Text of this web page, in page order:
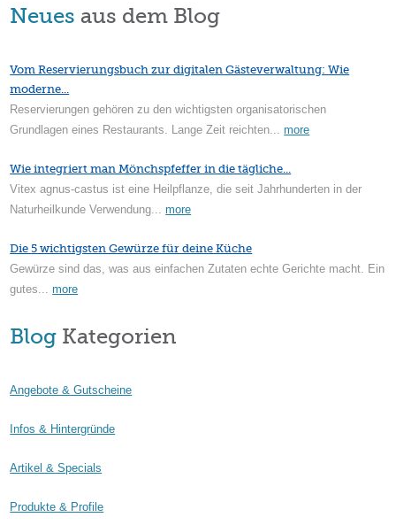
Neues aus dem Blog
Vom Reservierungsbuch zur digitalen Gästeverwaltung: Wie
moderne...
Reservierungen gehören zu den wichtigsten organisatorischen
Grundlagen eines Restaurants. Lange Zeit reichten...more
Wie integriert man Mönchspfeffer in die tägliche...
Vitex agnus-castus ist eine Heilpflanze, die seit Jahrhunderten in der
Naturheilkunde Verwendung...more
Die 5 wichtigsten Gewürze für deine Küche
Gewürze sind das, was aus einfachen Zutaten echte Gerichte macht. Ein
gutes...more
Blog Kategorien
Angebote & Gutscheine
Infos & Hintergründe
Artikel & Specials
Produkte & Profile